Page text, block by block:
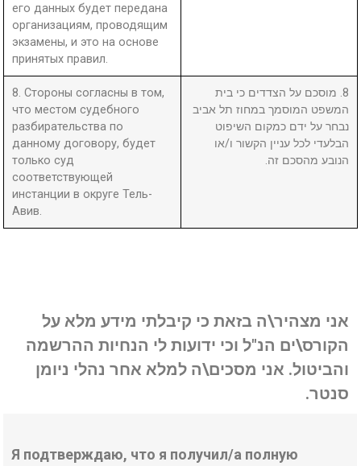
его данных будет передана
организациям, проводящим
экзамены, и это на основе
принятых правил.
8. Стороны согласны в том,
что местом судебного
разбирательства по
данному договору, будет
только суд
соответствующей
инстанции в округе Тель-
Авив.
8. מוסכם על הצדדים כי בית
המשפט המוסמך במחוז תל אביב
נבחר על ידם כמקום השיפוט
הבלעדי לכל עניין הקשור ו/או
הנובע מהסכם זה.
אני מצהיר\ה בזאת כי קיבלתי מידע מלא על
הקורס\ים הנ"ל וכי ידועות לי הנחיות ההרשמה
והביטול. אני מסכים\ה למלא אחר נהלי ניומן
סנטר.
Я подтверждаю, что я получил/а полную